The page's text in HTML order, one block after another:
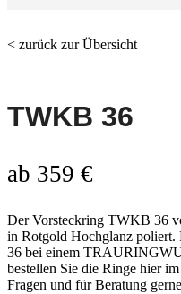
< zurück zur Übersicht
TWKB 36
ab 359 €
Der Vorsteckring TWKB 36
in Rotgold Hochglanz
36 bei einem
bestellen Sie die Ringe hier
Fragen und für Beratung